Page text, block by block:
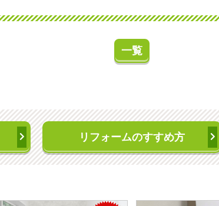
一覧
リフォームのすすめ方